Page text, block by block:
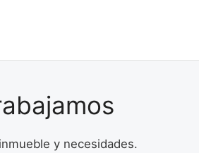
y necesidades.